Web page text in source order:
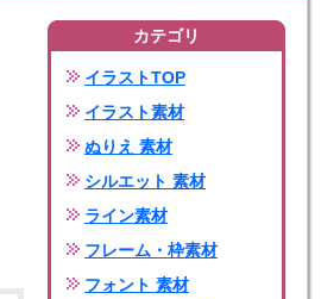
カテゴリ
イラストTOP
イラスト素材
ぬりえ 素材
シルエット 素材
ライン素材
フレーム・枠素材
フォント 素材